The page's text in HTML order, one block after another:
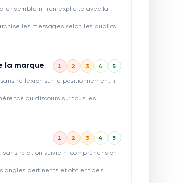
ni lien explicite avec la
les messages selon les publics
la marque 1 2 3 4 5
réflexion sur le positionnement ni
du discours sur tous les
1 2 3 4 5
relation suivie ni compréhension
angles pertinents et obtient des